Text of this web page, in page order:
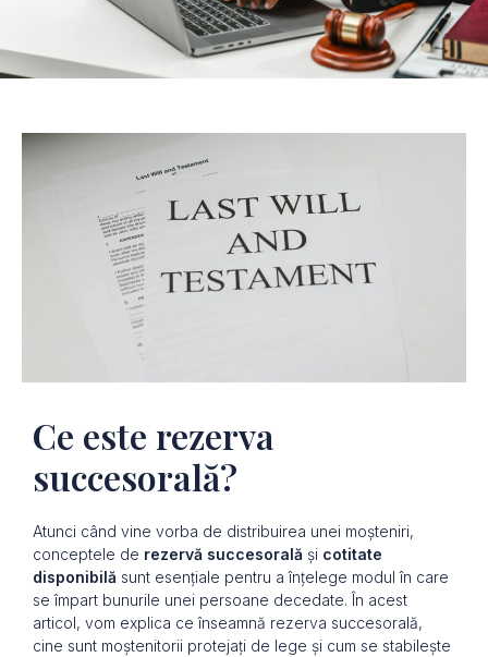
Ce este rezerva
succesorală?
Atunci când vine vorba de distribuirea unei moșteniri,
conceptele de rezervă succesorală și cotitate
disponibilă sunt esențiale pentru a înțelege modul în care
se împart bunurile unei persoane decedate. În acest
articol, vom explica ce înseamnă rezerva succesorală,
cine sunt moștenitorii protejați de lege și cum se stabilește